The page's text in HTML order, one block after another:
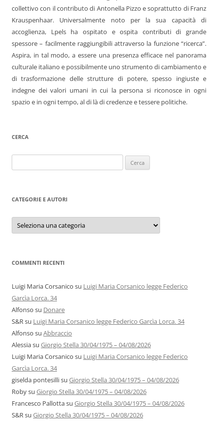
collettivo con il contributo di Antonella Pizzo e soprattutto di Franz
Krauspenhaar. Universalmente noto per la sua capacità di
accoglienza, Lpels ha ospitato e ospita contributi di grande
spessore – facilmente raggiungibili attraverso la funzione “ricerca”.
Aspira, in tal modo, a essere una presenza efficace nel panorama
culturale italiano e possibilmente uno strumento di cambiamento e
di trasformazione delle strutture di potere, spesso ingiuste e
indegne dei valori umani in cui la persona si riconosce in ogni
spazio e in ogni tempo, al di là di credenze e tessere politiche.
CERCA
per:
CATEGORIE E AUTORI
Categorie
autori
COMMENTI RECENTI
Luigi Maria Corsanico su Luigi Maria Corsanico legge Federico
Garcìa Lorca. 34
Alfonso su Donare
S&Rsu Luigi Maria Corsanico legge Federico Garcìa Lorca. 34
Alfonso su Abbraccio
Alessiasu Giorgio Stella 30/04/1975 – 04/08/2026
Luigi Maria Corsanico su Luigi Maria Corsanico legge Federico
Garcìa Lorca. 34
giselda pontesillisu Giorgio Stella 30/04/1975 – 04/08/2026
Robysu Giorgio Stella 30/04/1975 – 04/08/2026
Francesco Pallottasu Giorgio Stella 30/04/1975 – 04/08/2026
S&Rsu Giorgio Stella 30/04/1975 – 04/08/2026